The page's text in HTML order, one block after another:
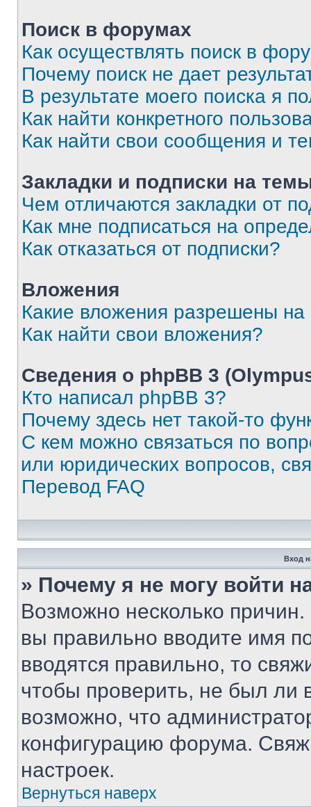
Поиск в форумах
Как осуществлять поиск в
Почему поиск не дает
В результате моего поиска я
Как найти конкретного
Как найти свои сообщения и
Закладки и подписки на
Чем отличаются закладки от
Как мне подписаться на
Как отказаться от подписки?
Вложения
Какие вложения разрешены
Как найти свои вложения?
Сведения о phpBB 3
Кто написал phpBB 3?
Почему здесь нет такой-то
С кем можно связаться по
или юридических вопросов,
Перевод FAQ
Вход
» Почему я не могу войти
Возможно несколько
вы правильно вводите имя
вводятся правильно, то
чтобы проверить, не был ли
возможно, что
конфигурацию форума.
настроек.
Вернуться наверх